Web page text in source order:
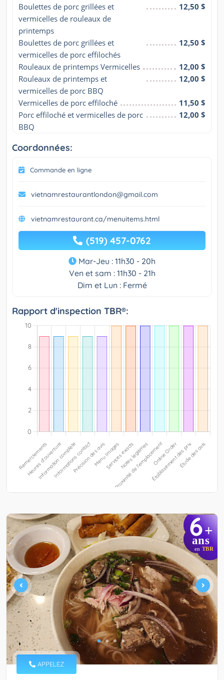
Boulettes de porc grillées et
vermicelles de rouleaux de
printemps
12,50 $
Boulettes de porc grillées et
vermicelles de porc effilochés
12,50 $
Rouleaux de printemps Vermicelles
12,00 $
Rouleaux de printemps et
vermicelles de porc BBQ
12,00 $
Vermicelles de porc effiloché
11,50 $
Porc effiloché et vermicelles de porc
BBQ
12,00 $
Coordonnées:
Commande en ligne
vietnamrestaurantlondon@gmail.com
vietnamrestaurant.ca/menuitems.html
(519) 457-0762
Mar-Jeu : 11h30 - 20h
Ven et sam : 11h30 - 21h
Dim et Lun : Fermé
Rapport d'inspection TBR®:
6+
ans
en TBR
APPELEZ